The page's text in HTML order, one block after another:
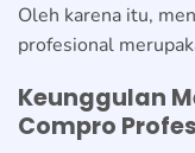
Oleh karena itu,
profesional
Keunggulan
Compro